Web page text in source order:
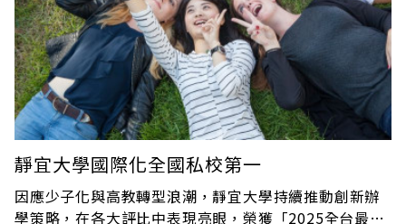
靜宜大學國際化全國私校第一
因應少子化與高教轉型浪潮，靜宜大學持續推動創新辦
學策略，在各大評比中表現亮眼，榮獲「2025全台最國